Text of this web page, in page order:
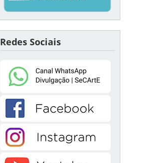
Redes Sociais